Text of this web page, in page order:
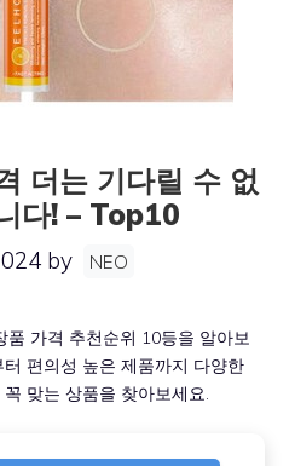
더는 기다릴 수 없
다! – Top10
by NEO
품 가격 추천순위 10등을 알아보
편의성 높은 제품까지 다양한
맞는 상품을 찾아보세요.